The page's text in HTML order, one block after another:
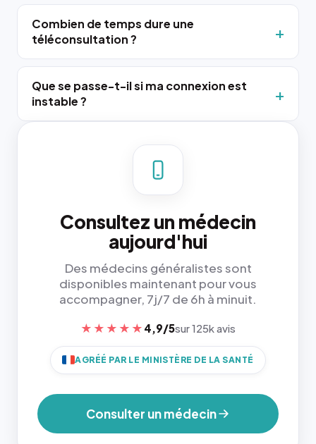
Combien de temps dure une
téléconsultation ?
Que se passe-t-il si ma connexion est
instable ?
Consultez un médecin
aujourd'hui
Des médecins généralistes sont
disponibles maintenant pour vous
accompagner, 7j/7 de 6h à minuit.
★★★★★ 4,9/5sur 125k avis
AGRÉÉ PAR LE MINISTÈRE DE LA SANTÉ
Consulter un médecin